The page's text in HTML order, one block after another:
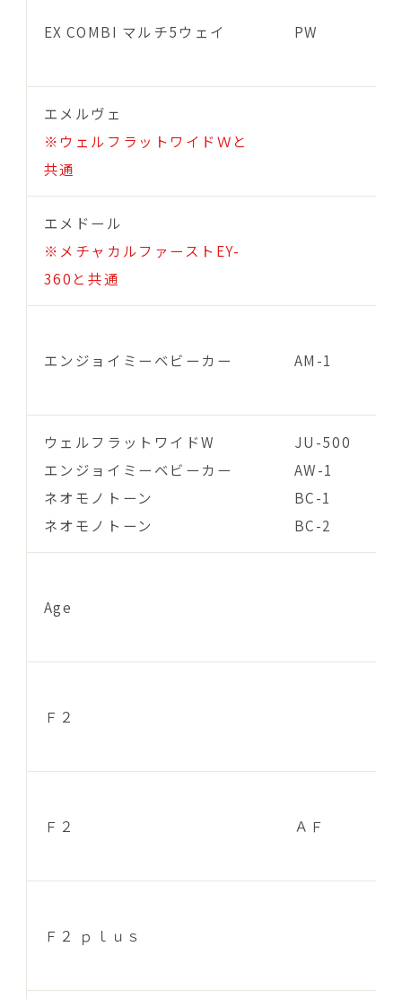
EX COMBI マルチ5ウェイ PW
エメルヴェ
※ウェルフラットワイドＷと
共通
エメドール
※メチャカルファーストEY-
360と共通
エンジョイミーベビーカー AM-1
ウェルフラットワイドW
エンジョイミーベビーカー
ネオモノトーン
ネオモノトーン
JU-500
AW-1
BC-1
BC-2
Age
Ｆ２
Ｆ２ ＡＦ
Ｆ２ ｐｌｕｓ